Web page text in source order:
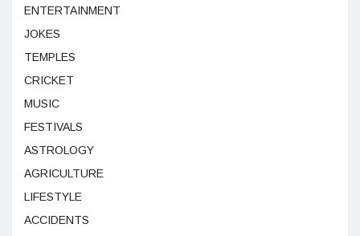
ENTERTAINMENT
JOKES
TEMPLES
CRICKET
MUSIC
FESTIVALS
ASTROLOGY
AGRICULTURE
LIFESTYLE
ACCIDENTS